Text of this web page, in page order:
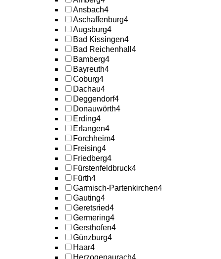
Ansbach4
Aschaffenburg4
Augsburg4
Bad Kissingen4
Bad Reichenhall 4
Bamberg4
Bayreuth4
Coburg4
Dachau4
Deggendorf4
Donauwörth4
Erding4
Erlangen4
Forchheim4
Freising4
Friedberg4
Fürstenfeldbruck4
Fürth4
Garmisch-Partenkirchen4
Gauting4
Geretsried4
Germering4
Gersthofen4
Günzburg4
Haar4
Herzogenaurach4